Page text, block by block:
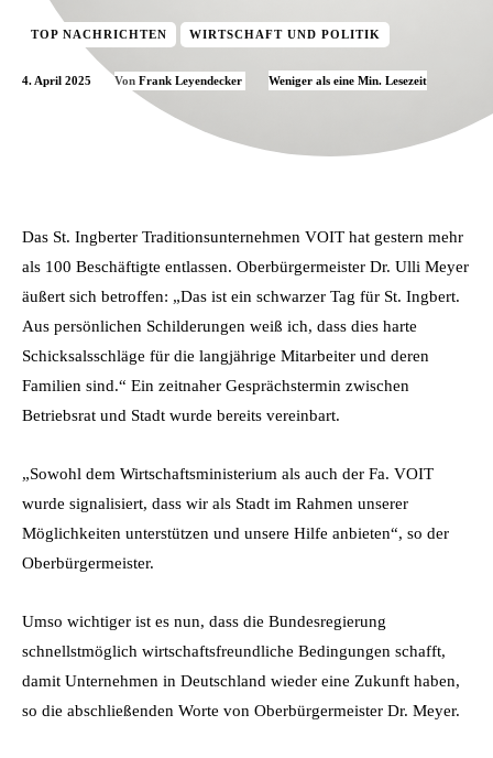
TOP NACHRICHTEN WIRTSCHAFT UND POLITIK
4. April 2025 Von Frank Leyendecker Weniger als eine Min. Lesezeit
Das St. Ingberter Traditionsunternehmen VOIT hat gestern mehr
als 100 Beschäftigte entlassen. Oberbürgermeister Dr. Ulli Meyer
äußert sich betroffen: „Das ist ein schwarzer Tag für St. Ingbert.
Aus persönlichen Schilderungen weiß ich, dass dies harte
Schicksalsschläge für die langjährige Mitarbeiter und deren
Familien sind.“ Ein zeitnaher Gesprächstermin zwischen
Betriebsrat und Stadt wurde bereits vereinbart.
„Sowohl dem Wirtschaftsministerium als auch der Fa. VOIT
wurde signalisiert, dass wir als Stadt im Rahmen unserer
Möglichkeiten unterstützen und unsere Hilfe anbieten“, so der
Oberbürgermeister.
Umso wichtiger ist es nun, dass die Bundesregierung
schnellstmöglich wirtschaftsfreundliche Bedingungen schafft,
damit Unternehmen in Deutschland wieder eine Zukunft haben,
so die abschließenden Worte von Oberbürgermeister Dr. Meyer.